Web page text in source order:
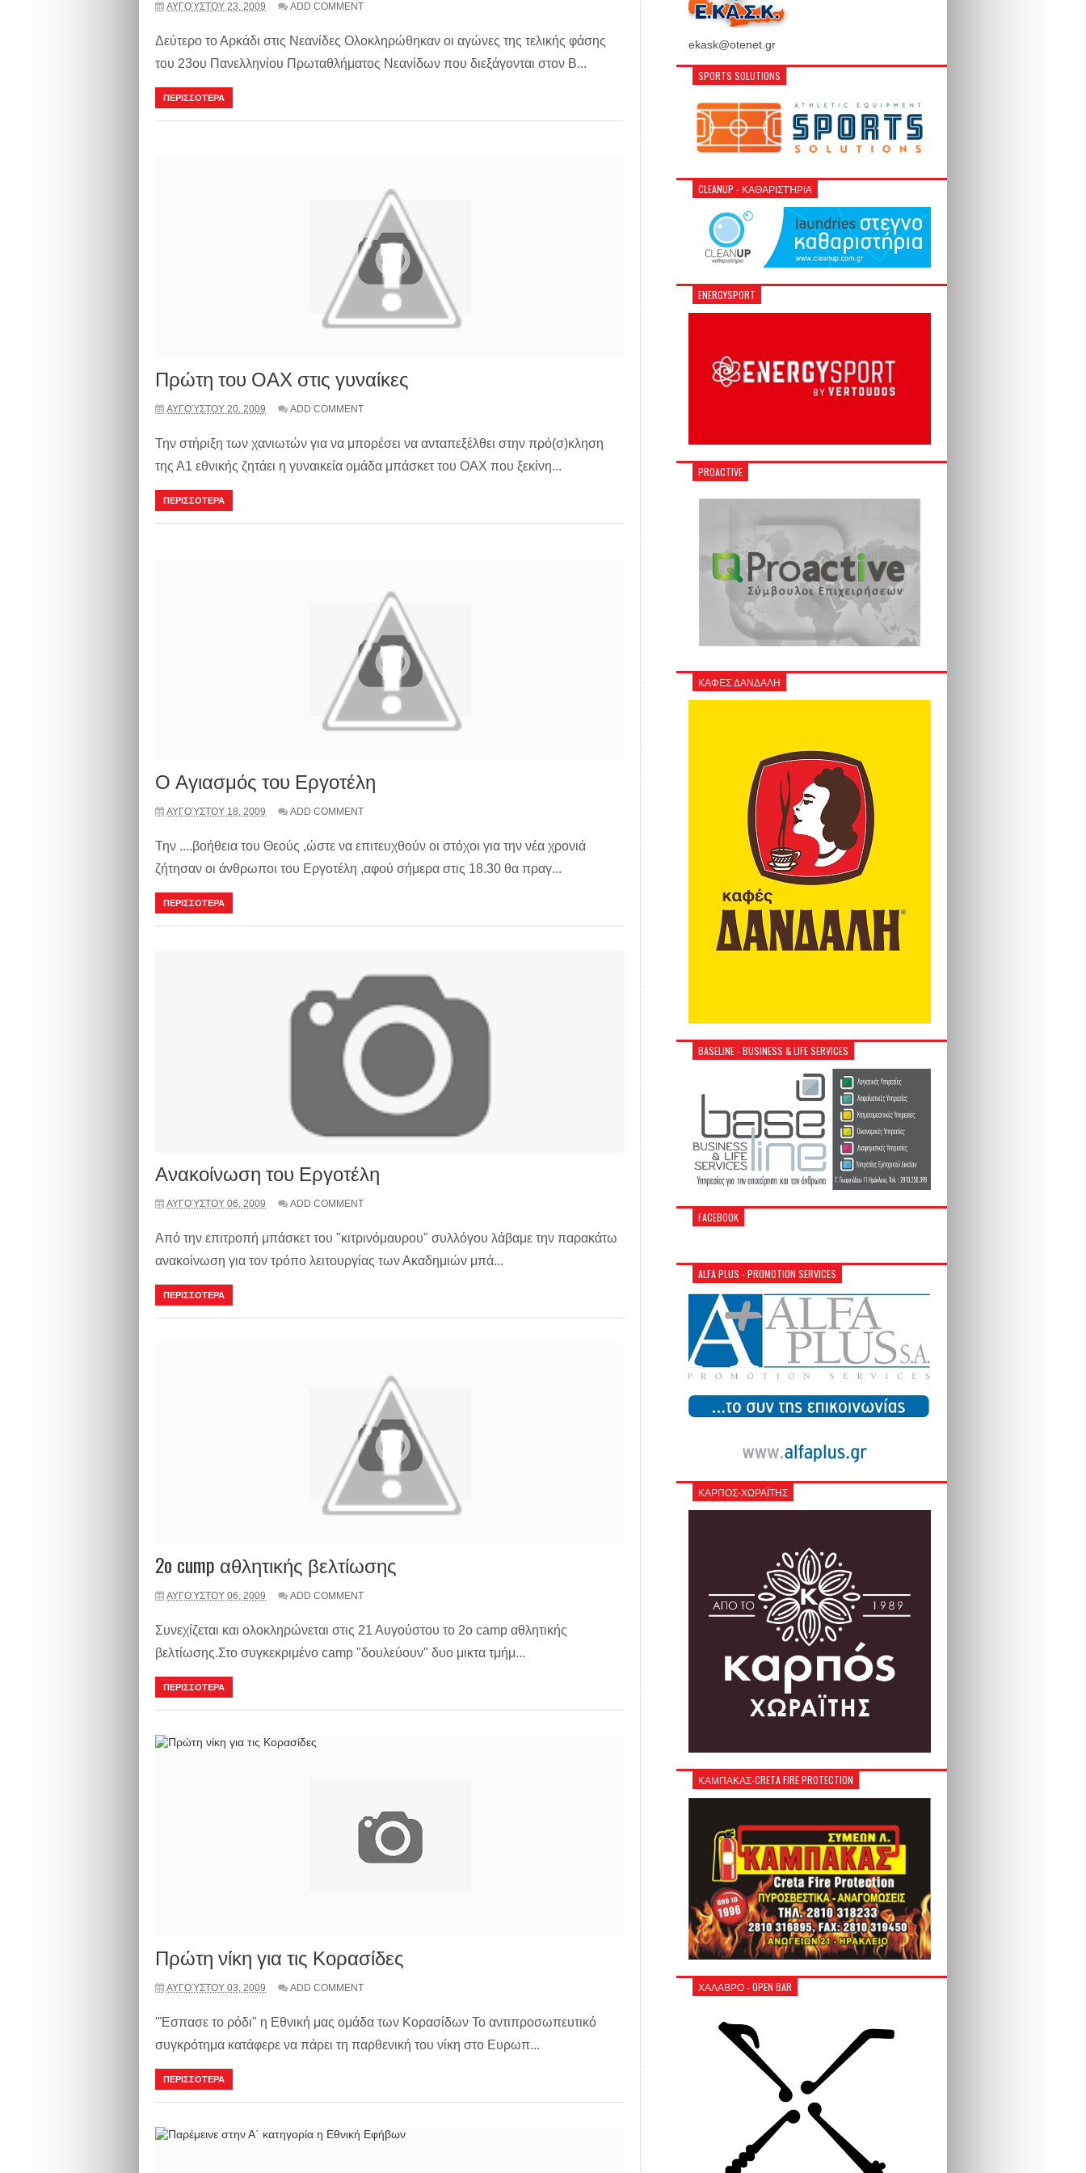
ΑΥΓΟΎΣΤΟΥ 23, 2009 ADD COMMENT
Δεύτερο το Αρκάδι στις Νεανίδες Ολοκληρώθηκαν οι αγώνες της τελικής φάσης
του 23ου Πανελληνίου Πρωταθλήματος Νεανίδων που διεξάγονται στον Β...
ΠΕΡΙΣΣΟΤΕΡΑ
Πρώτη του ΟΑΧ στις γυναίκες
ΑΥΓΟΎΣΤΟΥ 20, 2009 ADD COMMENT
Την στήριξη των χανιωτών για να μπορέσει να ανταπεξέλθει στην πρό(σ)κληση
της Α1 εθνικής ζητάει η γυναικεία ομάδα μπάσκετ του ΟΑΧ που ξεκίνη...
ΠΕΡΙΣΣΟΤΕΡΑ
Ο Αγιασμός του Εργοτέλη
ΑΥΓΟΎΣΤΟΥ 18, 2009 ADD COMMENT
Την ....βοήθεια του Θεούς ,ώστε να επιτευχθούν οι στόχοι για την νέα χρονιά
ζήτησαν οι άνθρωποι του Εργοτέλη ,αφού σήμερα στις 18.30 θα πραγ...
ΠΕΡΙΣΣΟΤΕΡΑ
Ανακοίνωση του Εργοτέλη
ΑΥΓΟΎΣΤΟΥ 06, 2009 ADD COMMENT
Από την επιτροπή μπάσκετ του "κιτρινόμαυρου" συλλόγου λάβαμε την παρακάτω
ανακοίνωση για τον τρόπο λειτουργίας των Ακαδημιών μπά...
ΠΕΡΙΣΣΟΤΕΡΑ
2o cump αθλητικής βελτίωσης
ΑΥΓΟΎΣΤΟΥ 06, 2009 ADD COMMENT
Συνεχίζεται και ολοκληρώνεται στις 21 Αυγούστου το 2ο camp αθλητικής
βελτίωσης.Στο συγκεκριμένο camp "δουλεύουν" δυο μικτα τμήμ...
ΠΕΡΙΣΣΟΤΕΡΑ
Πρώτη νίκη για τις Κορασίδες
ΑΥΓΟΎΣΤΟΥ 03, 2009 ADD COMMENT
"Έσπασε το ρόδι" η Εθνική μας ομάδα των Κορασίδων Το αντιπροσωπευτικό
συγκρότημα κατάφερε να πάρει τη παρθενική του νίκη στο Ευρωπ...
ΠΕΡΙΣΣΟΤΕΡΑ
ekask@otenet.gr
SPORTS SOLUTIONS
CLEANUP - ΚΑΘΑΡΙΣΤΉΡΙΑ
ENERGYSPORT
PROACTIVE
ΚΑΦΕΣ ΔΑΝΔΑΛΗ
BASELINE - BUSINESS & LIFE SERVICES
FACEBOOK
ALFA PLUS - PROMOTION SERVICES
ΚΑΡΠΟΣ-ΧΩΡΑΪΤΗΣ
ΚΑΜΠΑΚΑΣ-CRETA FIRE PROTECTION
ΧΑΛΑΒΡΟ - OPEN BAR